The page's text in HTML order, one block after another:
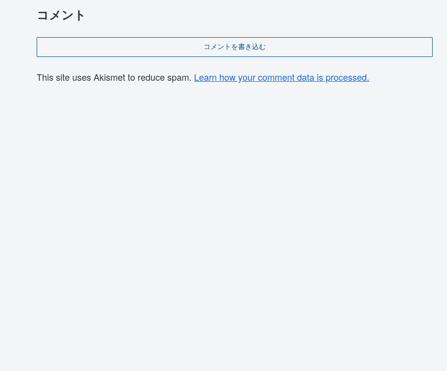
コメント
コメントを書き込む
This site uses Akismet to reduce spam. Learn how your comment data is processed.